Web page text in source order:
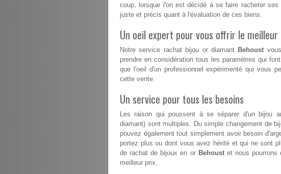
coup, lorsque l'on est décidé à se faire racheter
juste et précis quant à l'évaluation de ces biens.
Un oeil expert pour vous offrir le
Notre service rachat bijou or diamant Behoust
prendre en considération tous les paramètres qui
que l'oeil d'un professionnel expérimenté qui vous
cette vente.
Un service pour tous les besoins
Les raison qui poussent à se séparer d'un bijou
diamant) sont multiples. Du simple changement de
pouvez également tout simplement avoir besoin
portez plus ou dont vous avez hérité et qui ne sont
de rachat de bijoux en or Behoustet nous pourrons
meilleur prix.